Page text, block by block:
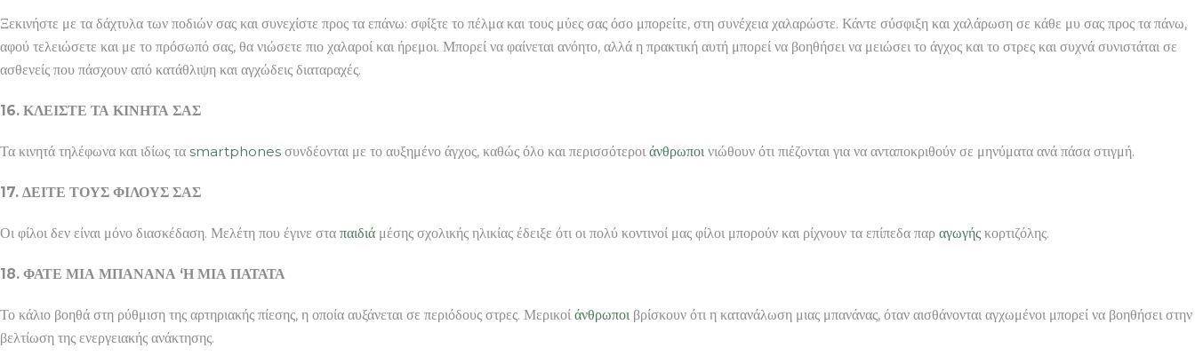
Ξεκινήστε με τα δάχτυλα των ποδιών σας και συνεχίστε προς τα επάνω: σφίξτε το πέλμα και τους μύες σας όσο μπορείτε, στη συνέχεια χαλαρώστε. Κάντε σύσφιξη και χαλάρωση σε κάθε μυ σας προς τα πάνω,
αφού τελειώσετε και με το πρόσωπό σας, θα νιώσετε πιο χαλαροί και ήρεμοι. Μπορεί να φαίνεται ανόητο, αλλά η πρακτική αυτή μπορεί να βοηθήσει να μειώσει το άγχος και το στρες και συχνά συνιστάται σε
ασθενείς που πάσχουν από κατάθλιψη και αγχώδεις διαταραχές.
16. ΚΛΕΙΣΤΕ ΤΑ ΚΙΝΗΤΑ ΣΑΣ
Τα κινητά τηλέφωνα και ιδίως τα smartphones συνδέονται με το αυξημένο άγχος, καθώς όλο και περισσότεροι άνθρωποι νιώθουν ότι πιέζονται για να ανταποκριθούν σε μηνύματα ανά πάσα στιγμή.
17. ΔΕΙΤΕ ΤΟΥΣ ΦΙΛΟΥΣ ΣΑΣ
Οι φίλοι δεν είναι μόνο διασκέδαση. Μελέτη που έγινε στα παιδιά μέσης σχολικής ηλικίας έδειξε ότι οι πολύ κοντινοί μας φίλοι μπορούν και ρίχνουν τα επίπεδα παρ αγωγής κορτιζόλης.
18. ΦΑΤΕ ΜΙΑ ΜΠΑΝΑΝΑ ‘Η ΜΙΑ ΠΑΤΑΤΑ
Το κάλιο βοηθά στη ρύθμιση της αρτηριακής πίεσης, η οποία αυξάνεται σε περιόδους στρες. Μερικοί άνθρωποι βρίσκουν ότι η κατανάλωση μιας μπανάνας, όταν αισθάνονται αγχωμένοι μπορεί να βοηθήσει στην
βελτίωση της ενεργειακής ανάκτησης.